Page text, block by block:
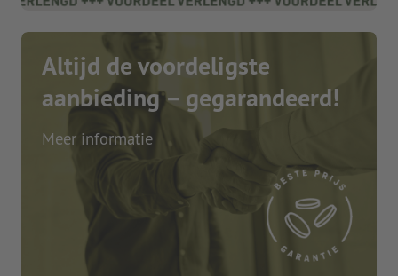
Altijd de voordeligste
aanbieding – gegarandeerd!
Meer informatie